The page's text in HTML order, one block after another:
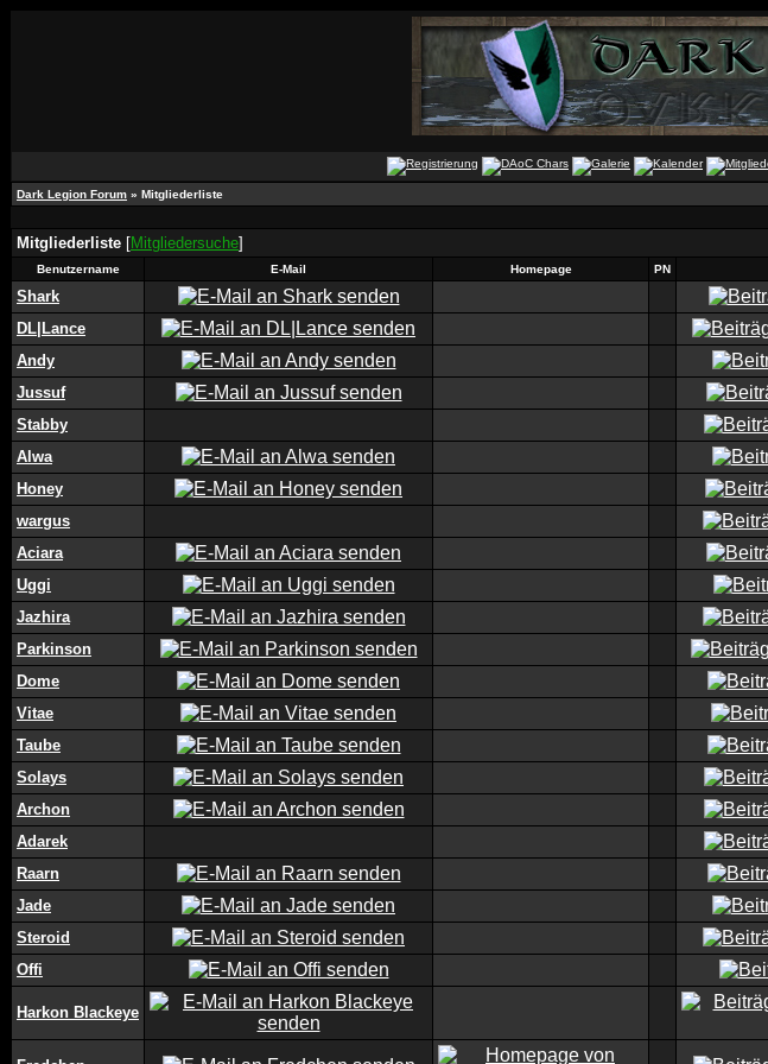
Dark Legion Forum » Mitgliederliste
Mitgliederliste [Mitgliedersuche]
Benutzername E-Mail Homepage PN
Shark
DL|Lance
Andy
Jussuf
Stabby
Alwa
Honey
wargus
Aciara
Uggi
Jazhira
Parkinson
Dome
Vitae
Taube
Solays
Archon
Adarek
Raarn
Jade
Steroid
Offi
Harkon Blackeye